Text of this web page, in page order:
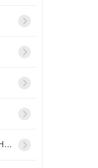
德国艾达米克-霍梅尔Hommel